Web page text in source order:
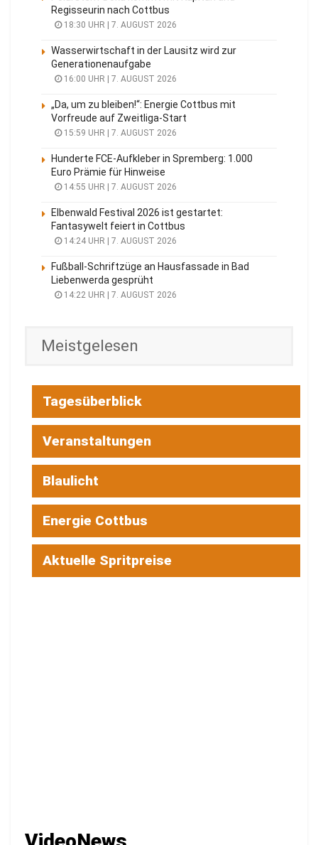
Regisseurin nach Cottbus
18:30 UHR | 7. AUGUST 2026
Wasserwirtschaft in der Lausitz wird zur
Generationenaufgabe
16:00 UHR | 7. AUGUST 2026
„Da, um zu bleiben!“: Energie Cottbus mit
Vorfreude auf Zweitliga-Start
15:59 UHR | 7. AUGUST 2026
Hunderte FCE-Aufkleber in Spremberg: 1.000
Euro Prämie für Hinweise
14:55 UHR | 7. AUGUST 2026
Elbenwald Festival 2026 ist gestartet:
Fantasywelt feiert in Cottbus
14:24 UHR | 7. AUGUST 2026
Fußball-Schriftzüge an Hausfassade in Bad
Liebenwerda gesprüht
14:22 UHR | 7. AUGUST 2026
Meistgelesen
Tagesüberblick
Veranstaltungen
Blaulicht
Energie Cottbus
Aktuelle Spritpreise